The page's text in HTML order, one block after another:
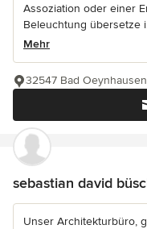
Assoziation oder einer
Beleuchtung übersetze
Mehr
32547 Bad Oeynhausen
sebastian david
Unser Architekturbüro,